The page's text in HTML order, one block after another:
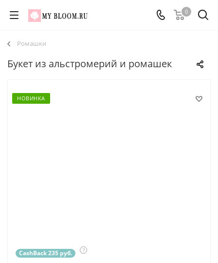
0
Ромашки
Букет из альстромерий и ромашек
НОВИНКА
CashBack 235 руб. ?